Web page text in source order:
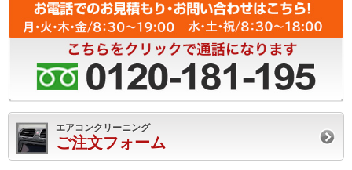
エアコンクリーニング
ご注文フォーム